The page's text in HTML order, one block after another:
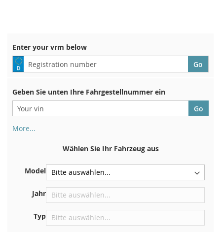
Enter your vrm below
Geben Sie unten Ihre Fahrgestellnummer ein
More...
Zulassungsbescheinigung. Und auch im Auto
Auf der Bodenplatte für den rechten Vordersitz
Zentrieren Sie es an der Trennwand unter der Haube
Direkt im Motorraum
Armaturenbrett
Wählen Sie Ihr Fahrzeug aus
Model
Jahr
Typ